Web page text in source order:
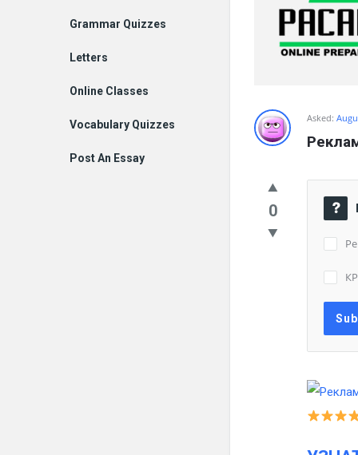
Asked:
0
Grammar Quizzes
Letters
Online Classes
Vocabulary Quizzes
Post An Essay